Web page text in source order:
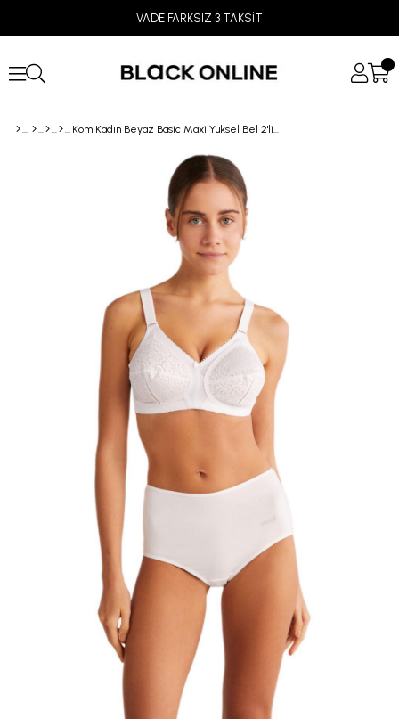
VADE FARKSIZ 3 TAKSİT
Kom Kadın Beyaz Basic Maxi Yüksel Bel 2'li Külot Seti